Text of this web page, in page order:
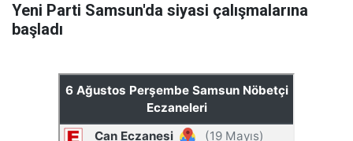
Yeni Parti Samsun'da siyasi çalışmalarına
başladı